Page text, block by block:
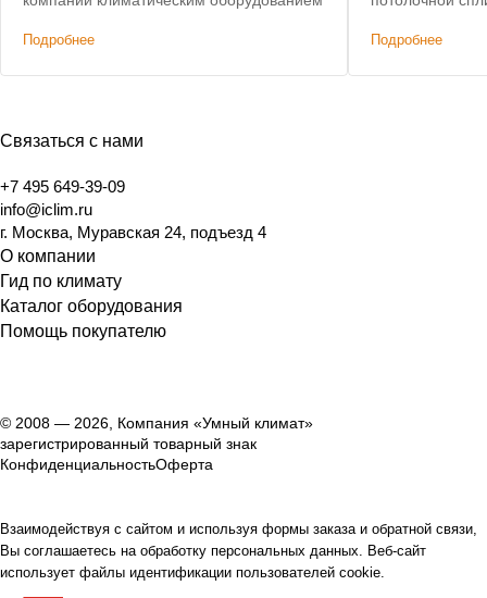
Подробнее Подробнее
Связаться с нами
+7 495 649-39-09
info@iclim.ru
г. Москва, Муравская 24, подъезд 4
О компании
Гид по климату
Каталог оборудования
Помощь покупателю
© 2008 — 2026, Компания «Умный климат»
зарегистрированный товарный знак
КонфиденциальностьОферта
Взаимодействуя с сайтом и используя формы заказа и обратной связи,
Вы соглашаетесь на обработку персональных данных. Веб-сайт
использует файлы идентификации пользователей cookie.